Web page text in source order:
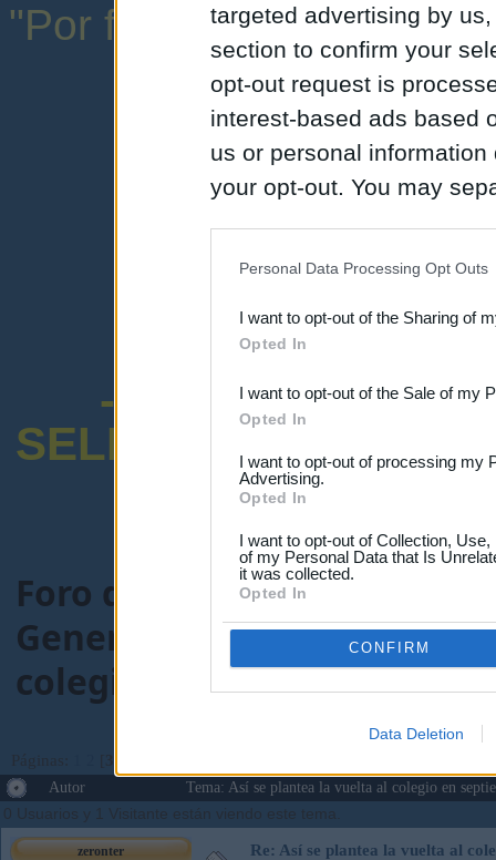
targeted advertising by
section to confirm your
opt-out request is
interest-based ads based
us or personal
your opt-out. You may
Downstream Participants
third parties.
Personal Data Processing Opt Outs
I want to opt-out of the Sharing of
Opted In
I want to opt-out of the Sale of my
Opted In
I want to opt-out of processing my
Advertising.
Opted In
I want to opt-out of Collection,
of my Personal Data that Is
it was collected.
Opted In
CONFIRM
Data Deletion
"Por favor, no abuse de
una expresión
-ENCUESTA
SELECTIVO
Foro de Maestros25
General-maestros25.com>
colegio en septiembre en
Páginas: 3
Autor
Tema: Así se plantea la vuelta al colegio en
0 Usuarios y 1 Visitante están viendo este tema.
zeronter Re: Así se plantea la vuelta al